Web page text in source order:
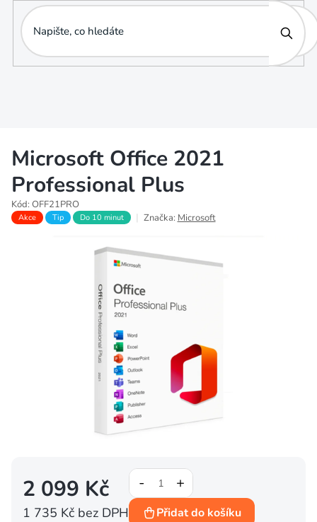
obsah
Microsoft Office 2021
Professional Plus
Kód: OFF21PRO
Akce Tip Do 10 minut Značka: Microsoft
2 099 Kč
1 735 Kč bez DPH Přidat do košíku